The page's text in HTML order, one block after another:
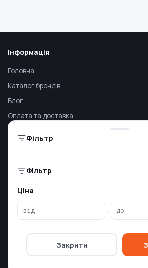
Фільтр
Фільтр
Ціна
—
Закрити
Інформація
Головна
Каталог брендів
Блог
Оплата та доставка
Компанія
Політика конфіденційності
Спеціальні пропозиції
Оферта
Про компанію OSKIT
Постачальникам